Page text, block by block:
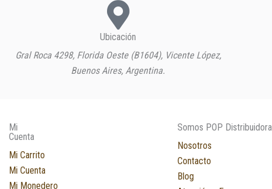
Ubicación
Gral Roca 4298, Florida Oeste (B1604), Vicente López,
Buenos Aires, Argentina.
Mi
Cuenta
Mi Carrito
Mi Cuenta
Mi Monedero
Somos POP Distribuidora
Nosotros
Contacto
Blog